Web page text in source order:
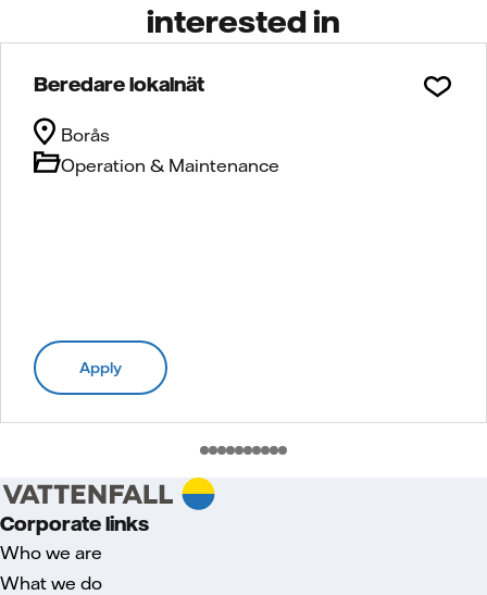
interested in
Beredare lokalnät
Operation & Maintenance
Borås
Apply
Corporate links
Who we are
What we do